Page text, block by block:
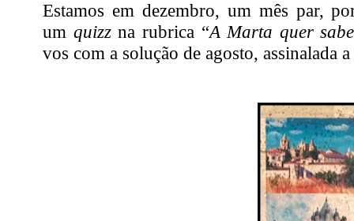
Estamos em dezembro, um mês par,
um quizzna rubrica “A Marta quer
vos com a solução de agosto, assinalada